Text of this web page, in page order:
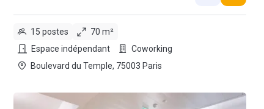
15 postes
70 m²
Espace indépendant
Coworking
Boulevard du Temple, 75003 Paris